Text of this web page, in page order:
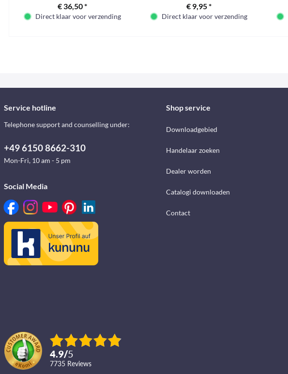
€ 36,50 *
Direct klaar voor verzending
€ 9,95 *
Direct klaar voor verzending
Service hotline
Telephone support and counselling under:
+49 6150 8662-310
Mon-Fri, 10 am - 5 pm
Social Media
4.9/5
7735 reviews
Shop service
Downloadgebied
Handelaar zoeken
Dealer worden
Catalogi downloaden
Contact